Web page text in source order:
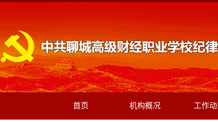
首页 机构概况 工作